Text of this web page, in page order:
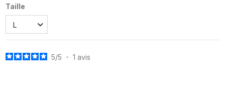
Taille
5/5 - 1 avis